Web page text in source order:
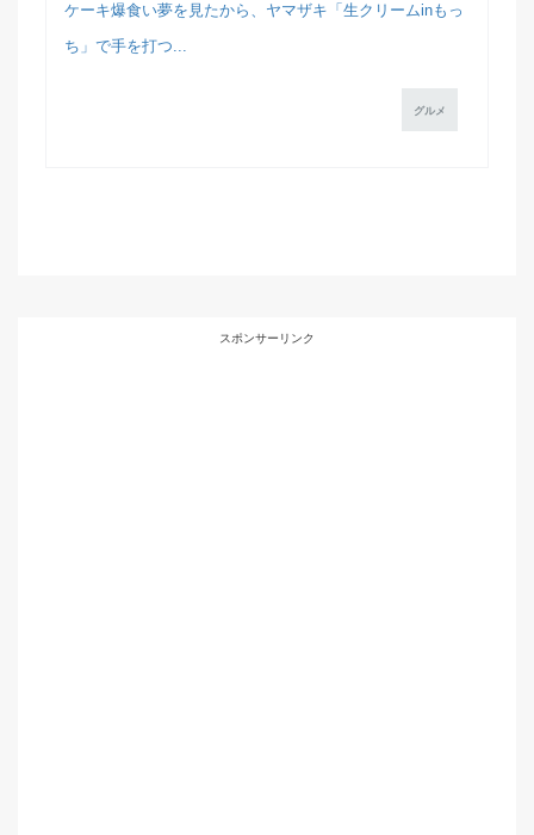
ケーキ爆食い夢を見たから、ヤマザキ「生クリームinもっ
ち」で手を打つ...
グルメ
スポンサーリンク